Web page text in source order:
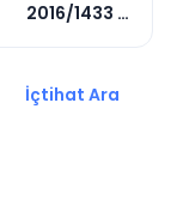
2016/1433 E.
İçtihat Ara